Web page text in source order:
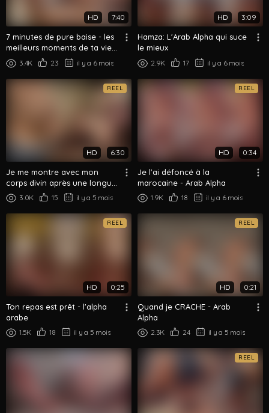
HD 7:40
7 minutes de pure baise - les
meilleurs moments de ta vie
avec cet alpha arabe
3.4K 23 il y a 6 mois
HD 3:09
Hamza: L'Arab Alpha qui suce
le mieux
2.9K 17 il y a 6 mois
REEL
HD 6:30
Je me montre avec mon
corps divin après une longue
séance à la salle - Arab Alpha
3.0K 15 il y a 5 mois
REEL
HD 0:34
Je l'ai défoncé à la
marocaine - Arab Alpha
1.9K 18 il y a 6 mois
REEL
HD 0:25
Ton repas est prêt - l'alpha
arabe
1.5K 18 il y a 5 mois
REEL
HD 0:21
Quand je CRACHE - Arab
Alpha
2.3K 24 il y a 5 mois
REEL